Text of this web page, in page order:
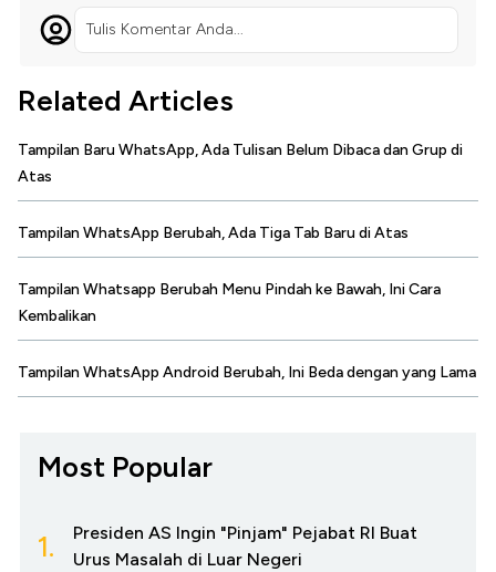
Tulis Komentar Anda...
Related Articles
Tampilan Baru WhatsApp, Ada Tulisan Belum Dibaca dan Grup di
Atas
Tampilan WhatsApp Berubah, Ada Tiga Tab Baru di Atas
Tampilan Whatsapp Berubah Menu Pindah ke Bawah, Ini Cara
Kembalikan
Tampilan WhatsApp Android Berubah, Ini Beda dengan yang Lama
Most Popular
1.
Presiden AS Ingin "Pinjam" Pejabat RI Buat
Urus Masalah di Luar Negeri